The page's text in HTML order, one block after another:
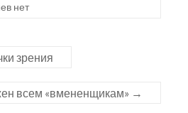
нет
зрения
всем «вмененщикам» →